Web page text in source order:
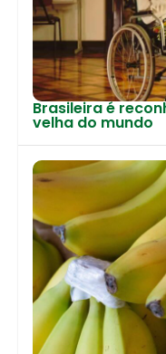
Brasileira é
velha do mundo